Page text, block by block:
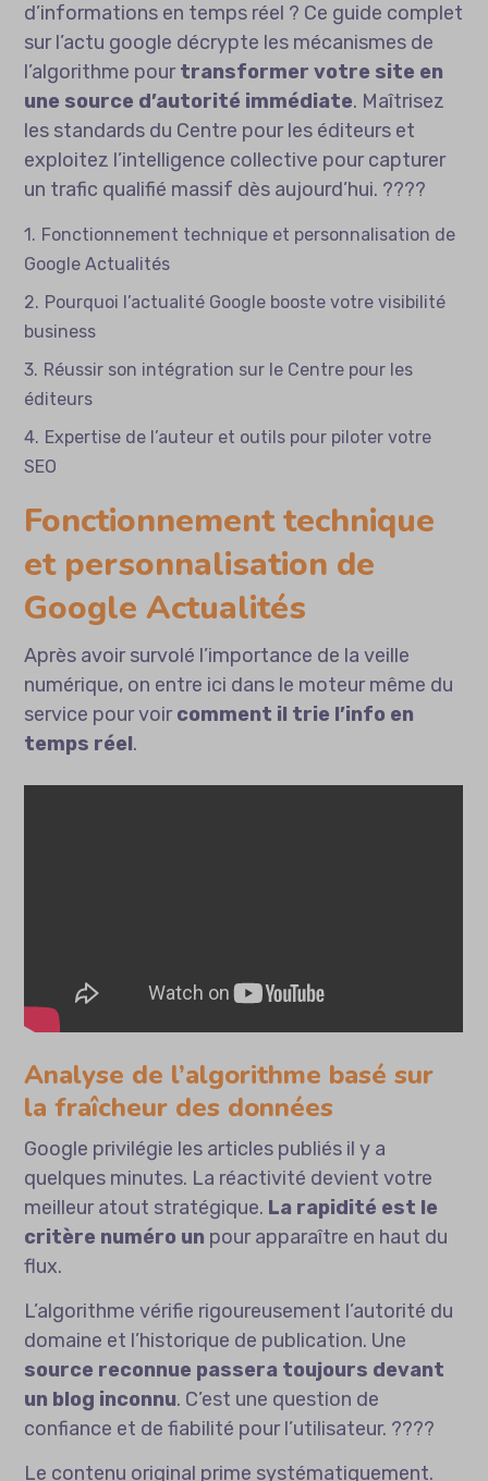
d’informations en temps réel ? Ce guide complet
sur l’actu google décrypte les mécanismes de
l’algorithme pourtransformer votre site en
une source d’autorité immédiate. Maîtrisez
les standards du Centre pour les éditeurs et
exploitez l’intelligence collective pour capturer
un trafic qualifié massif dès aujourd’hui. ????
Fonctionnement technique et personnalisation de
Google Actualités
Pourquoi l’actualité Google booste votre visibilité
business
Réussir son intégration sur le Centre pour les
éditeurs
Expertise de l’auteur et outils pour piloter votre
SEO
Fonctionnement technique
et personnalisation de
Google Actualités
Après avoir survolé l’importance de la veille
numérique, on entre ici dans le moteur même du
service pour voircomment il trie l’info en
temps réel.
Analyse de l’algorithme basé sur
la fraîcheur des données
Google privilégie les articles publiés il y a
quelques minutes. La réactivité devient votre
meilleur atout stratégique. La rapidité est le
critère numéro un pour apparaître en haut du
flux.
L’algorithme vérifie rigoureusement l’autorité du
domaine et l’historique de publication. Une
source reconnue passera toujours devant
un blog inconnu. C’est une question de
confiance et de fiabilité pour l’utilisateur. ????
Le contenu original prime systématiquement.